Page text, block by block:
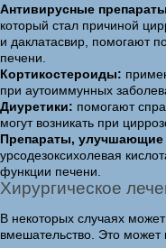
Антивирусные
который стал причиной
и даклатасвир, помогают
печени.
Кортикостероиды:
при аутоиммунных
Диуретики: помогают
могут возникать при
Препараты, улучшающие
урсодезоксихолевая
функции печени.
Хирургическое
В некоторых случаях
вмешательство. Это может